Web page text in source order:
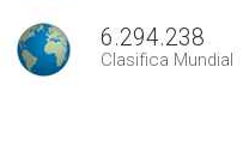
6.294.238
Clasifica Mundial